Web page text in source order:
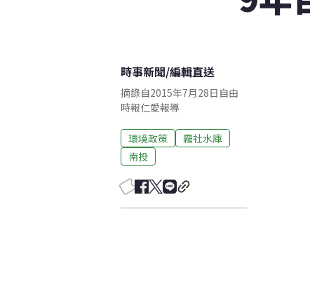
時事新聞/編輯直送
摘錄自2015年7月28日自由
時報仁愛報導
環境政策
霧社水庫
南投